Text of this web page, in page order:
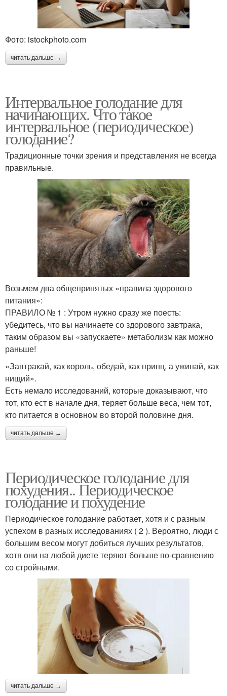
Фото: istockphoto.com
читать дальше →
Интервальное голодание для
начинающих. Что такое
интервальное (периодическое)
голодание?
Традиционные точки зрения и представления не всегда
правильные.
Возьмем два общепринятых «правила здорового
питания»:
ПРАВИЛО № 1 : Утром нужно сразу же поесть:
убедитесь, что вы начинаете со здорового завтрака,
таким образом вы «запускаете» метаболизм как можно
раньше!
«Завтракай, как король, обедай, как принц, а ужинай, как
нищий».
Есть немало исследований, которые доказывают, что
тот, кто ест в начале дня, теряет больше веса, чем тот,
кто питается в основном во второй половине дня.
читать дальше →
Периодическое голодание для
похудения.. Периодическое
голодание и похудение
Периодическое голодание работает, хотя и с разным
успехом в разных исследованиях ( 2 ). Вероятно, люди с
большим весом могут добиться лучших результатов,
хотя они на любой диете теряют больше по-сравнению
со стройными.
читать дальше →